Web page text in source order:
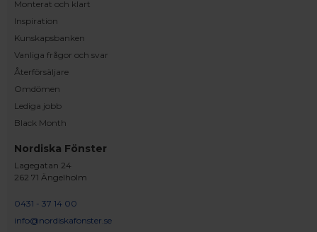
Monterat och klart
Inspiration
Kunskapsbanken
Vanliga frågor och svar
Återförsäljare
Omdömen
Lediga jobb
Black Month
Nordiska Fönster
Lagegatan 24
262 71 Ängelholm
0431 - 37 14 00
info@nordiskafonster.se